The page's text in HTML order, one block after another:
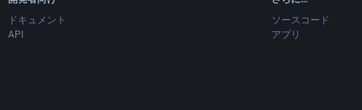
ドキュメント
API
ソースコード
アプリ